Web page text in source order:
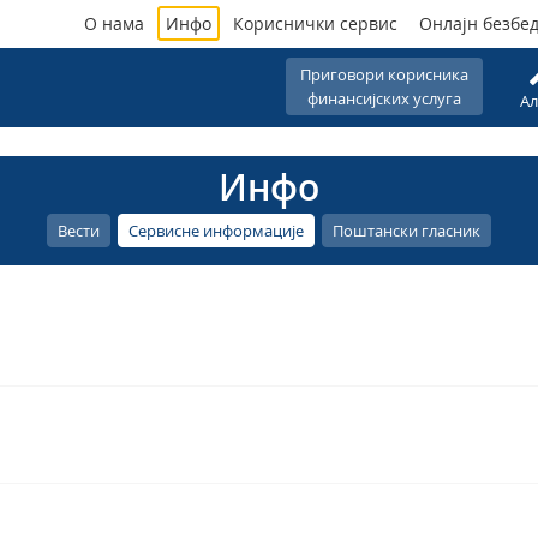
Приговори корисника
финансијских услуга
О нама Инфо Кориснички сервис Онлајн
Инфо
Вести Сервисне информације Поштански гласник